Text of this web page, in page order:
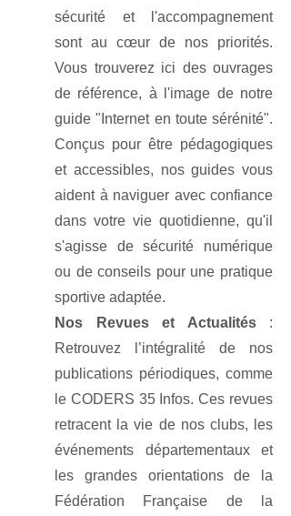
sécurité et l'accompagnement
sont au cœur de nos priorités.
Vous trouverez ici des ouvrages
de référence, à l'image de notre
guide "Internet en toute sérénité".
Conçus pour être pédagogiques
et accessibles, nos guides vous
aident à naviguer avec confiance
dans votre vie quotidienne, qu'il
s'agisse de sécurité numérique
ou de conseils pour une pratique
sportive adaptée.
Nos Revues et Actualités:
Retrouvez l’intégralité de nos
publications périodiques, comme
le CODERS 35 Infos. Ces revues
retracent la vie de nos clubs, les
événements départementaux et
les grandes orientationsde la
Fédération Française de la